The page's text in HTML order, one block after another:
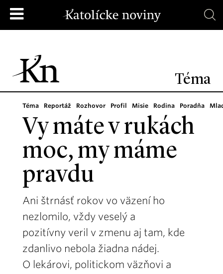
Téma
Téma Reportáž Rozhovor Profil Misie Rodina Poradňa
Vy máte v rukách
moc, my máme
pravdu
Ani štrnásť rokov vo väzení ho
nezlomilo, vždy veselý a
pozitívny veril v zmenu aj tam, kde
zdanlivo nebola žiadna nádej.
O lekárovi, politickom väzňovi a